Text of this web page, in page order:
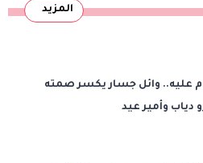
المزيد
عليه.. وائل جسار يكسر صمته
دياب وأمير عيد